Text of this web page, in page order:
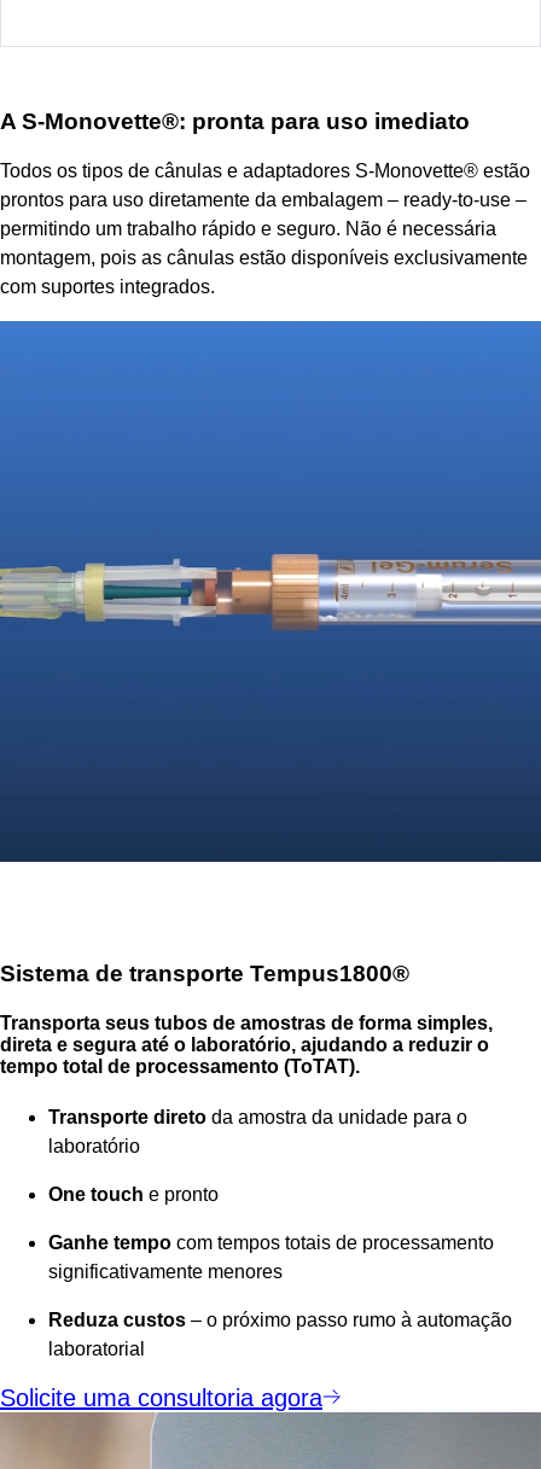
A S-Monovette®: pronta para uso imediato
Todos os tipos de cânulas e adaptadores S-Monovette® estão
prontos para uso diretamente da embalagem – ready-to-use –
permitindo um trabalho rápido e seguro. Não é necessária
montagem, pois as cânulas estão disponíveis exclusivamente
com suportes integrados.
Sistema de transporte Tempus1800®
Transporta seus tubos de amostras de forma simples,
direta e segura até o laboratório, ajudando a reduzir o
tempo total de processamento (ToTAT).
Transporte direto da amostra da unidade para o
laboratório
One touch e pronto
Ganhe tempo com tempos totais de processamento
significativamente menores
Reduza custos – o próximo passo rumo à automação
laboratorial
Solicite uma consultoria agora